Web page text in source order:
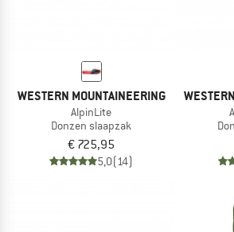
WESTERN MOUNTAINEERING
AlpinLite
Donzen slaapzak
€ 725,95
5,0(14)